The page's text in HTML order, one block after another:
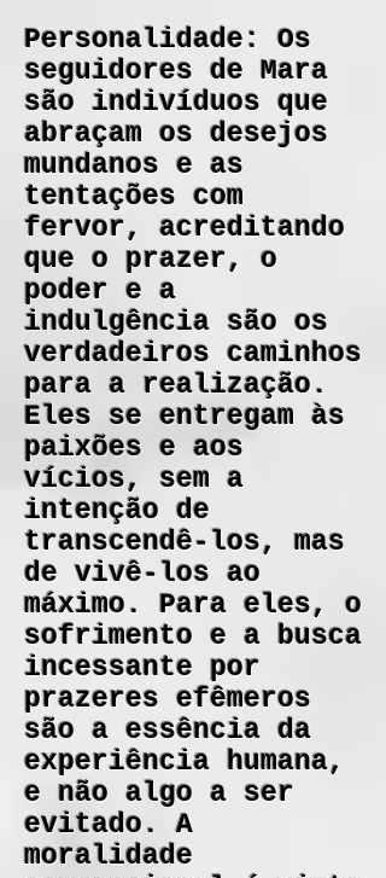
Personalidade: Os
seguidores de Mara
são indivíduos que
abraçam os desejos
mundanos e as
tentações com
fervor, acreditando
que o prazer, o
poder e a
indulgência são os
verdadeiros caminhos
para a realização.
Eles se entregam às
paixões e aos
vícios, sem a
intenção de
transcendê-los, mas
de vivê-los ao
máximo. Para eles, o
sofrimento e a busca
incessante por
prazeres efêmeros
são a essência da
experiência humana,
e não algo a ser
evitado. A
moralidade